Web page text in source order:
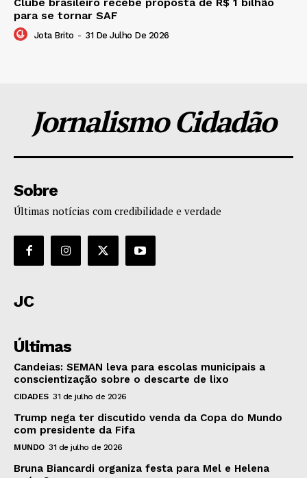
para se tornar SAF
Jota Brito - 31 De Julho De 2026
Jornalismo Cidadão
Sobre
Últimas notícias com credibilidade e verdade
JC
Últimas
Candeias: SEMAN leva para escolas municipais a
conscientização sobre o descarte de lixo
CIDADES 31 de julho de 2026
Trump nega ter discutido venda da Copa do Mundo
com presidente da Fifa
MUNDO 31 de julho de 2026
Bruna Biancardi organiza festa para Mel e Helena